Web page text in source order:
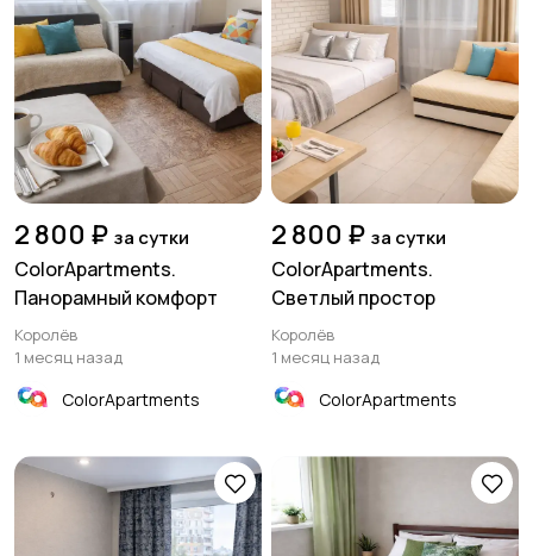
2 800 ₽ за сутки
ColorApartments.
Панорамный комфорт
Королёв
1 месяц назад
ColorApartments
2 800 ₽ за сутки
ColorApartments.
Светлый простор
Королёв
1 месяц назад
ColorApartments